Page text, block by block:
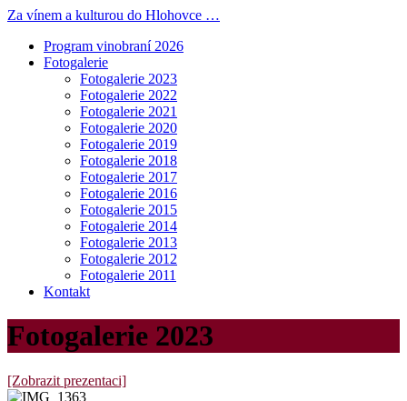
Za vínem a kulturou do Hlohovce …
Program vinobraní 2026
Fotogalerie
Fotogalerie 2023
Fotogalerie 2022
Fotogalerie 2021
Fotogalerie 2020
Fotogalerie 2019
Fotogalerie 2018
Fotogalerie 2017
Fotogalerie 2016
Fotogalerie 2015
Fotogalerie 2014
Fotogalerie 2013
Fotogalerie 2012
Fotogalerie 2011
Kontakt
Fotogalerie 2023
[Zobrazit prezentaci]